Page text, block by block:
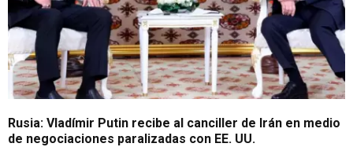
Rusia: Vladímir Putin recibe al canciller de Irán en medio
de negociaciones paralizadas con EE. UU.